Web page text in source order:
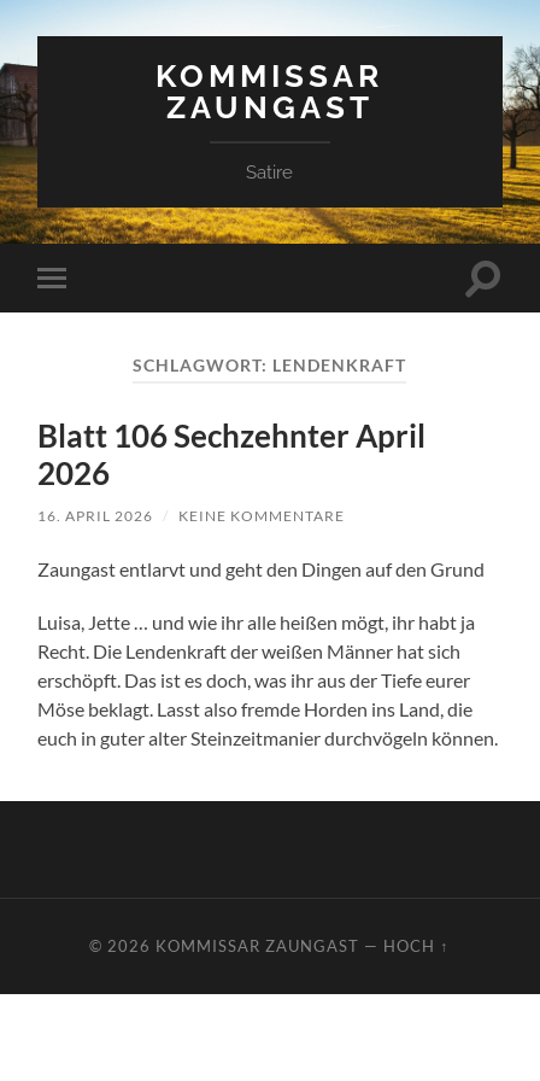
KOMMISSAR
ZAUNGAST
Satire
Mobile-
Menü
SCHLAGWORT: LENDENKRAFT
Blatt 106 Sechzehnter April
2026
16. APRIL 2026 / KEINE KOMMENTARE
Zaungast entlarvt und geht den Dingen auf den Grund
Luisa, Jette … und wie ihr alle heißen mögt, ihr habt ja
Recht. Die Lendenkraft der weißen Männer hat sich
erschöpft. Das ist es doch, was ihr aus der Tiefe eurer
Möse beklagt. Lasst also fremde Horden ins Land, die
euch in guter alter Steinzeitmanier durchvögeln können.
© 2026 KOMMISSAR ZAUNGAST — HOCH ↑